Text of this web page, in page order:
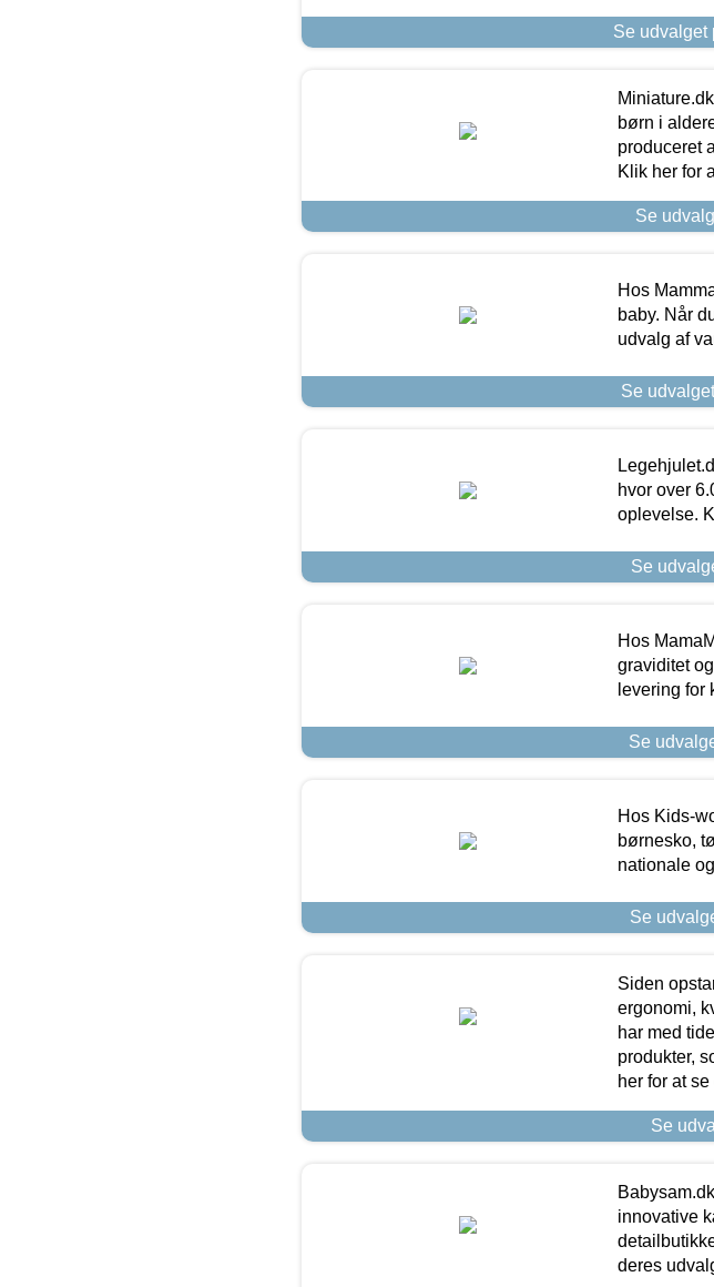
Se udvalget
børn i
produceret
Klik her for
Se
Hos
baby. Når
udvalg af
Se
hvor over
oplevelse.
Se
Hos
graviditet
levering for
Se
Hos Kids-
børnesko,
nationale
Se
Siden
ergonomi,
har med
produkter,
her for at
Se
innovative
deres